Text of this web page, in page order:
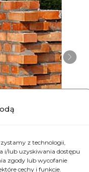
z technologii,
i/lub uzyskiwania dostępu
zgody lub wycofanie
cechy i funkcje.